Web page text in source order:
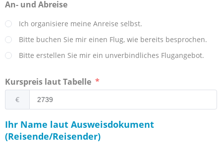
An- und Abreise
Ich organisiere meine Anreise selbst.
Bitte buchen Sie mir einen Flug, wie bereits besprochen.
Bitte erstellen Sie mir ein unverbindliches Flugangebot.
Kurspreis laut Tabelle
€
Ihr Name laut Ausweisdokument
(Reisende/Reisender)